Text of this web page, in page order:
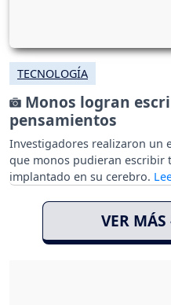
TECNOLOGÍA
Monos logran
pensamientos
Investigadores realizaron un
que monos pudieran escribir
implantado en su cerebro.
VER